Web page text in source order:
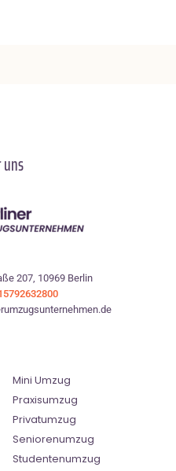
207, 10969 Berlin
Mini Umzug
Praxisumzug
Privatumzug
Seniorenumzug
Studentenumzug